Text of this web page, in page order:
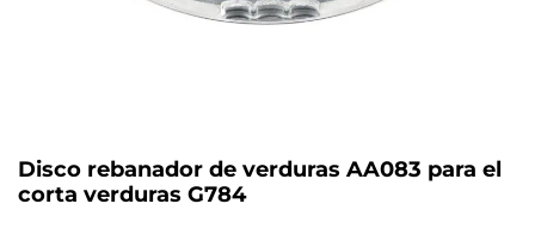
Disco rebanador de verduras AA083 para el
corta verduras G784